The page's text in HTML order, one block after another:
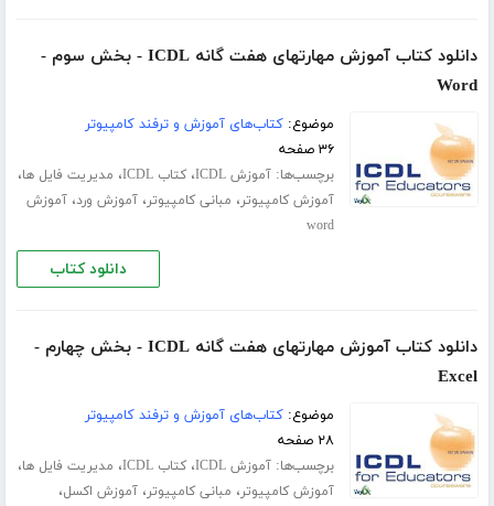
دانلود کتاب آموزش مهارتهای هفت گانه ICDL - بخش سوم -
Word
موضوع:کتاب‌های آموزش و ترفند کامپیوتر
۳۶ صفحه
برچسب‌ها:آموزش ICDL ،کتاب ICDL ، مدیریت فایل ها،
آموزش کامپیوتر، مبانی کامپیوتر،آموزش ورد،آموزش
word
دانلود کتاب
دانلود کتاب آموزش مهارتهای هفت گانه ICDL - بخش چهارم -
Excel
موضوع:کتاب‌های آموزش و ترفند کامپیوتر
۲۸ صفحه
برچسب‌ها:آموزش ICDL ،کتاب ICDL ، مدیریت فایل ها،
آموزش کامپیوتر، مبانی کامپیوتر،آموزش اکسل،